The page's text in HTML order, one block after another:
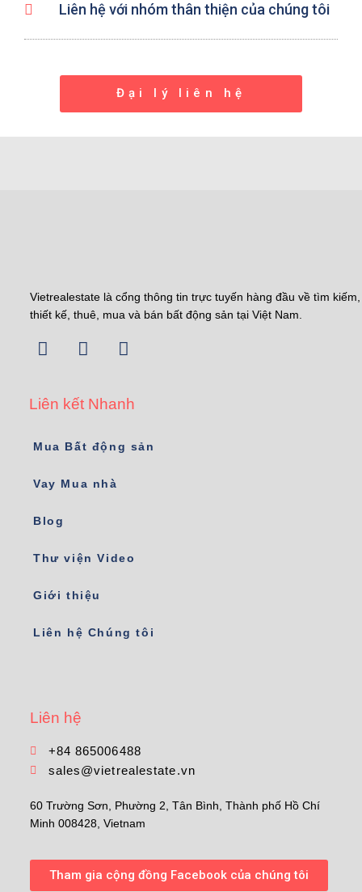
Liên hệ với nhóm thân thiện của chúng tôi
Đại lý liên hệ
Vietrealestate là cổng thông tin trực tuyến hàng đầu về tìm kiếm,
thiết kế, thuê, mua và bán bất động sản tại Việt Nam.
Liên kết Nhanh
Mua Bất động sản
Vay Mua nhà
Blog
Thư viện Video
Giới thiệu
Liên hệ Chúng tôi
Liên hệ
+84 865006488
sales@vietrealestate.vn
60 Trường Sơn, Phường 2, Tân Bình, Thành phố Hồ Chí
Minh 008428, Vietnam
Tham gia cộng đồng Facebook của chúng tôi